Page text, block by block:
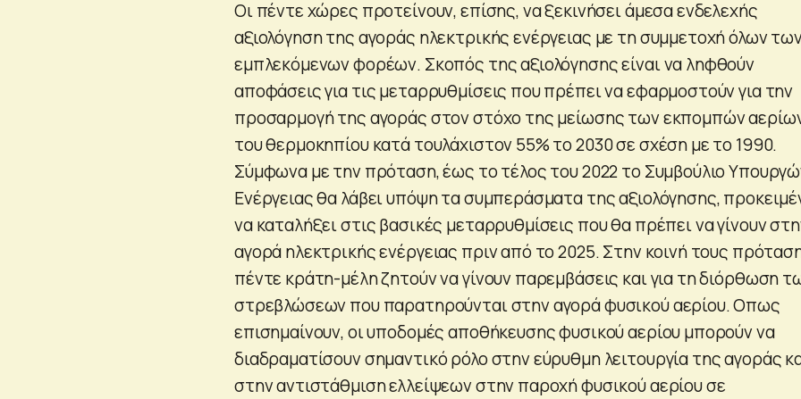
Οι πέντε χώρες προτείνουν, επίσης, να ξεκινήσει άμεσα ενδελεχής
αξιολόγηση της αγοράς ηλεκτρικής ενέργειας με τη συμμετοχή όλων των
εμπλεκόμενων φορέων. Σκοπός της αξιολόγησης είναι να ληφθούν
αποφάσεις για τις μεταρρυθμίσεις που πρέπει να εφαρμοστούν για την
προσαρμογή της αγοράς στον στόχο της μείωσης των εκπομπών
του θερμοκηπίου κατά τουλάχιστον 55% το 2030 σε σχέση με το 1990.
Σύμφωνα με την πρόταση, έως το τέλος του 2022 το Συμβούλιο
Ενέργειας θα λάβει υπόψη τα συμπεράσματα της αξιολόγησης,
να καταλήξει στις βασικές μεταρρυθμίσεις που θα πρέπει να γίνουν
αγορά ηλεκτρικής ενέργειας πριν από το 2025. Στην κοινή τους
πέντε κράτη-μέλη ζητούν να γίνουν παρεμβάσεις και για τη διόρθωση
στρεβλώσεων που παρατηρούνται στην αγορά φυσικού αερίου. Οπως
επισημαίνουν, οι υποδομές αποθήκευσης φυσικού αερίου μπορούν να
διαδραματίσουν σημαντικό ρόλο στην εύρυθμη λειτουργία της αγοράς
στην αντιστάθμιση ελλείψεων στην παροχή φυσικού αερίου σε